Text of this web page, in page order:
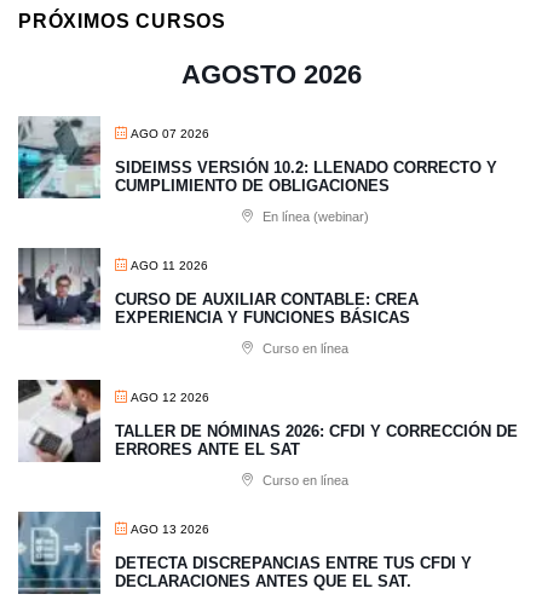
PRÓXIMOS CURSOS
AGOSTO 2026
AGO 07 2026
SIDEIMSS VERSIÓN 10.2: LLENADO CORRECTO Y
CUMPLIMIENTO DE OBLIGACIONES
En línea (webinar)
AGO 11 2026
CURSO DE AUXILIAR CONTABLE: CREA
EXPERIENCIA Y FUNCIONES BÁSICAS
Curso en línea
AGO 12 2026
TALLER DE NÓMINAS 2026: CFDI Y CORRECCIÓN DE
ERRORES ANTE EL SAT
Curso en línea
AGO 13 2026
​DETECTA DISCREPANCIAS ENTRE TUS CFDI Y
DECLARACIONES ANTES QUE EL SAT.